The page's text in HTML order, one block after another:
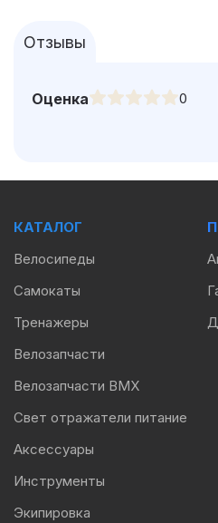
Отзывы
Оценка 0
КАТАЛОГ
Велосипеды
Самокаты
Тренажеры
Велозапчасти
Велозапчасти BMX
Свет отражатели питание
Аксессуары
Инструменты
Экипировка